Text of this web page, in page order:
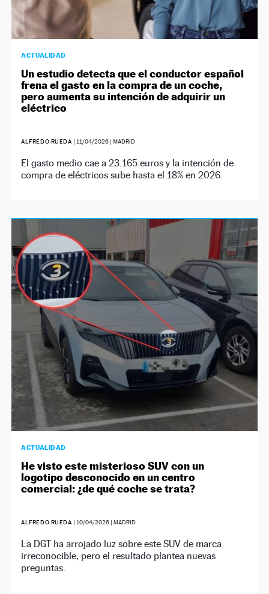
ACTUALIDAD
Un estudio detecta que el conductor español
frena el gasto en la compra de un coche,
pero aumenta su intención de adquirir un
eléctrico
ALFREDO RUEDA | 11/04/2026 | MADRID
El gasto medio cae a 23.165 euros y la intención de
compra de eléctricos sube hasta el 18% en 2026.
ACTUALIDAD
He visto este misterioso SUV con un
logotipo desconocido en un centro
comercial: ¿de qué coche se trata?
ALFREDO RUEDA |10/04/2026 | MADRID
La DGT ha arrojado luz sobre este SUV de marca
irreconocible, pero el resultado plantea nuevas
preguntas.